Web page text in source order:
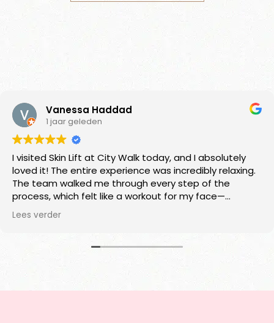
Vanessa Haddad
1 jaar geleden
I visited Skin Lift at City Walk today, and I absolutely
loved it! The entire experience was incredibly relaxing.
The team walked me through every step of the
process, which felt like a workout for my face—
targeting collagen stimulation and enhancing skin
radiance.
By the end of the session, my skin felt so glowing and
Lees verder